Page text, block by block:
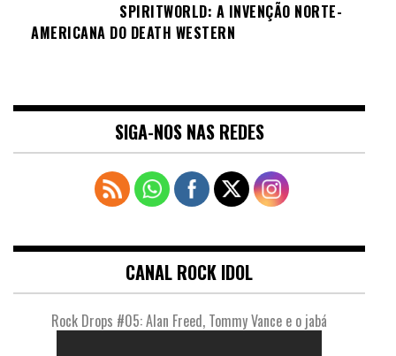
SPIRITWORLD: A INVENÇÃO NORTE-
AMERICANA DO DEATH WESTERN
SIGA-NOS NAS REDES
CANAL ROCK IDOL
Rock Drops #05: Alan Freed, Tommy Vance e o jabá